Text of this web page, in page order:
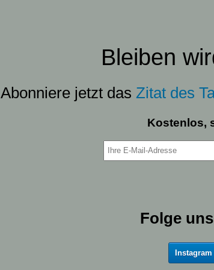
Bleiben
Abonniere jetzt das Zitat des
Kostenlos,
Folge
Instagram